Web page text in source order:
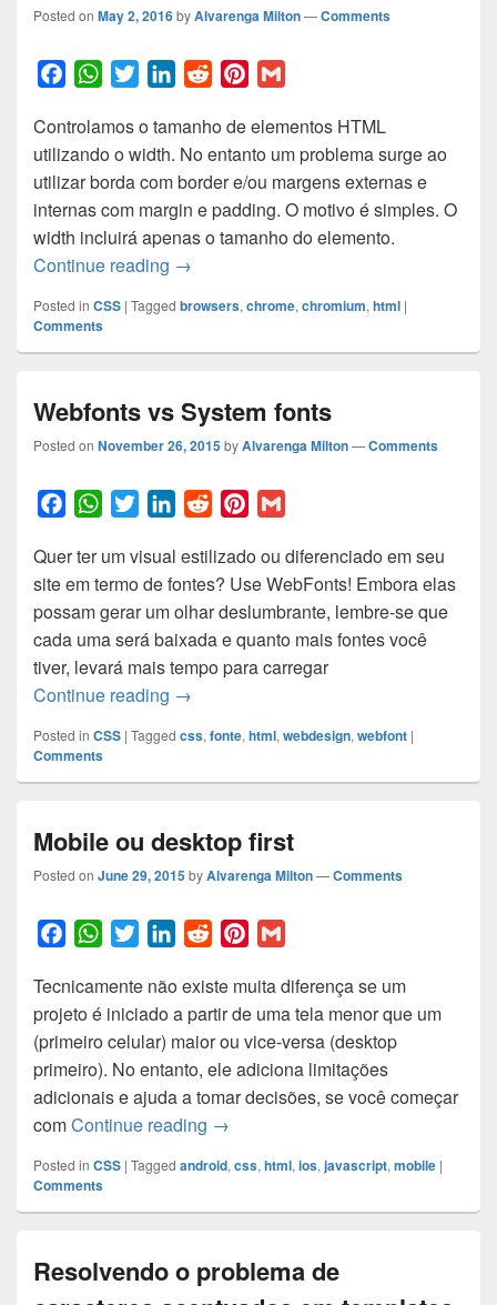
Posted on May 2, 2016byAlvarenga Milton—Comments
c
e
b
o
o
k
W
a
t
s
A
p
p
i
t
t
e
r
n
k
e
d
I
n
R
d
d
i
t
n
t
e
r
e
a
i
l
Controlamos o tamanho de elementos HTML
utilizando o width. No entanto um problema surge ao
utilizar borda com border e/ou margens externas e
internas com margin e padding. O motivo é simples. O
width incluirá apenas o tamanho do elemento.
Continue reading Controle de tamanho de elementos
→
Posted in CSS | Tagged browsers, chrome, chromium, html |
Comments
Webfonts vs System fonts
Posted on November 26, 2015byAlvarenga Milton—Comments
c
e
b
o
o
k
W
a
t
s
A
p
p
i
t
e
r
n
k
e
d
I
n
R
d
d
i
t
n
t
e
r
e
t
a
i
l
Quer ter um visual estilizado ou diferenciado em seu
site em termo de fontes? Use WebFonts! Embora elas
possam gerar um olhar deslumbrante, lembre-se que
cada uma será baixada e quanto mais fontes você
tiver, levará mais tempo para carregar
Continue reading Webfonts vs System fonts
→
Posted in CSS | Tagged css, fonte, html, webdesign, webfont |
Comments
Mobile ou desktop first
Posted on June 29, 2015byAlvarenga Milton—Comments
c
e
b
o
o
k
W
a
s
A
p
p
i
t
t
e
r
n
k
e
d
I
n
R
d
d
i
t
n
t
e
r
e
a
i
l
Tecnicamente não existe muita diferença se um
projeto é iniciado a partir de uma tela menor que um
(primeiro celular) maior ou vice-versa (desktop
primeiro). No entanto, ele adiciona limitações
adicionais e ajuda a tomar decisões, se você começar
comContinue reading Mobile ou desktop first
→
Posted in CSS | Tagged android, css, html, ios, javascript, mobile |
Comments
Resolvendo o problema de